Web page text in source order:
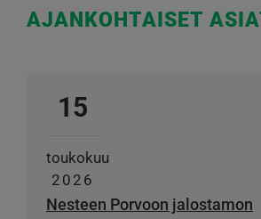
AJANKOHTAISET
15
toukokuu
2026
Nesteen Porvoon jalostamon